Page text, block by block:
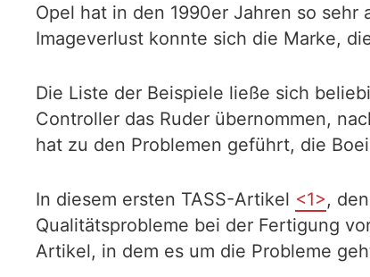
Opel hat in den 1990er Jahren so
Imageverlust konnte sich die Marke,
Die Liste der Beispiele ließe sich
Controller das Ruder übernommen,
hat zu den Problemen geführt, die
In diesem ersten TASS-Artikel <1>,
Qualitätsprobleme bei der Fertigung
Artikel, in dem es um die Probleme